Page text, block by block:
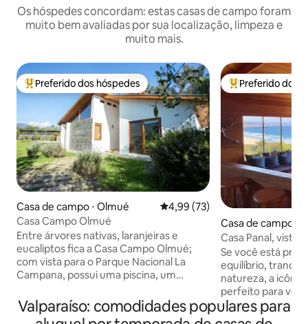
Os hóspedes concordam: estas casas de campo foram
muito bem avaliadas por sua localização, limpeza e
muito mais.
Entre os melhores preferidos dos hóspedes
Preferido dos hóspedes
Casa de campo ⋅ Olmué 4,99 de uma avaliação média
4,99 (73)
Casa Campo Olmué
Entre árvores nativas, laranjeiras e
eucaliptos fica a Casa Campo Olmué;
com vista para o Parque Nacional La
Campana, possui uma piscina, um
confortavelmente 6 pessoas. Você pode
contar com um belo ambiente, uma casa
Entre os
Preferido dos
Casa de campo ⋅
Casa Panal, vista
Tunquen
Se você está
equilíbrio,
natureza, a
perfeito para você. Localizada
exclusivo
está localizada
Valparaíso: comodidades populares para